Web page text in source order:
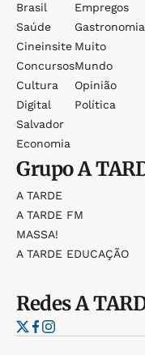
Brasil
Saúde
Cineinsite
Concursos
Cultura
Digital
Salvador
Economia
Empregos
Gastronomia
Muito
Mundo
Opinião
Política
GrupoA
A TARDE
A TARDE FM
MASSA!
A TARDE EDUCAÇÃO
RedesA